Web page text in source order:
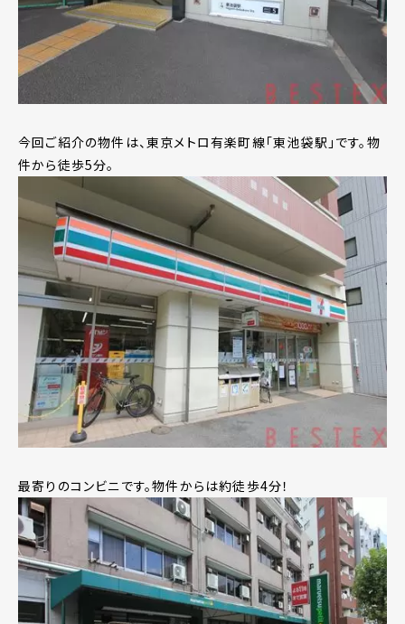
今回ご紹介の物件は、東京メトロ有楽町線「東池袋駅」です。物
件から徒歩5分。
最寄りのコンビニです。物件からは約徒歩4分！